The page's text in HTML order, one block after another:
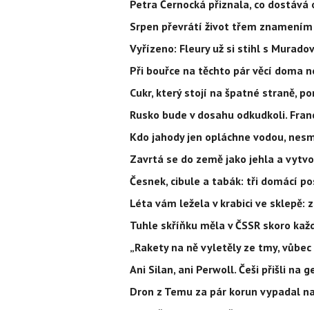
Petra Černocká přiznala, co
Srpen převrátí život třem znamením
Vyřízeno: Fleury už si stihl s
Při bouřce na těchto pár věcí doma
Cukr, který stojí na špatné straně,
Rusko bude v dosahu odkudkoli.
Kdo jahody jen opláchne vodou,
Zavrtá se do země jako jehla a
Česnek, cibule a tabák: tři domácí
Léta vám ležela v krabici ve sklepě:
Tuhle skříňku měla v ČSSR skoro
„Rakety na ně vyletěly ze tmy,
Ani Silan, ani Perwoll. Češi přišli na
Dron z Temu za pár korun vypadal